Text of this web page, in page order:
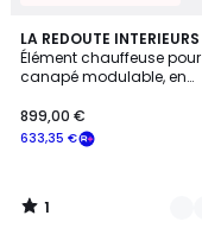
LA REDOUTE INTERIEURS
Élément chauffeuse pour
canapé modulable, en
€
souscrivez
notre
programme
633,35 €
899,00 €
1
/
5
9
Couleurs
1
/